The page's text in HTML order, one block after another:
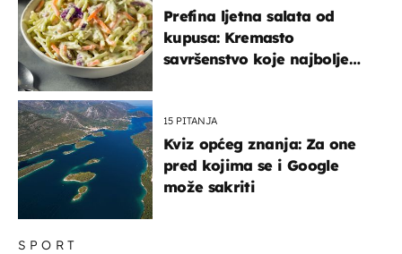
SPORT
Prefina ljetna salata od
kupusa: Kremasto
savršenstvo koje najbolje
15 PITANJA
Kviz općeg znanja: Za one
pred kojima se i Google
može sakriti